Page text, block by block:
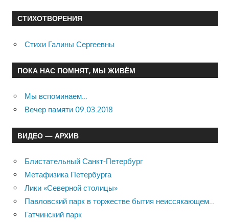
СТИХОТВОРЕНИЯ
Стихи Галины Сергеевны
ПОКА НАС ПОМНЯТ, МЫ ЖИВЁМ
Мы вспоминаем…
Вечер памяти 09.03.2018
ВИДЕО — АРХИВ
Блистательный Санкт-Петербург
Метафизика Петербурга
Лики «Северной столицы»
Павловский парк в торжестве бытия неиссякающем…
Гатчинский парк